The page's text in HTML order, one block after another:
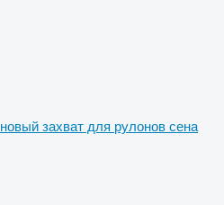
новый захват для рулонов сена